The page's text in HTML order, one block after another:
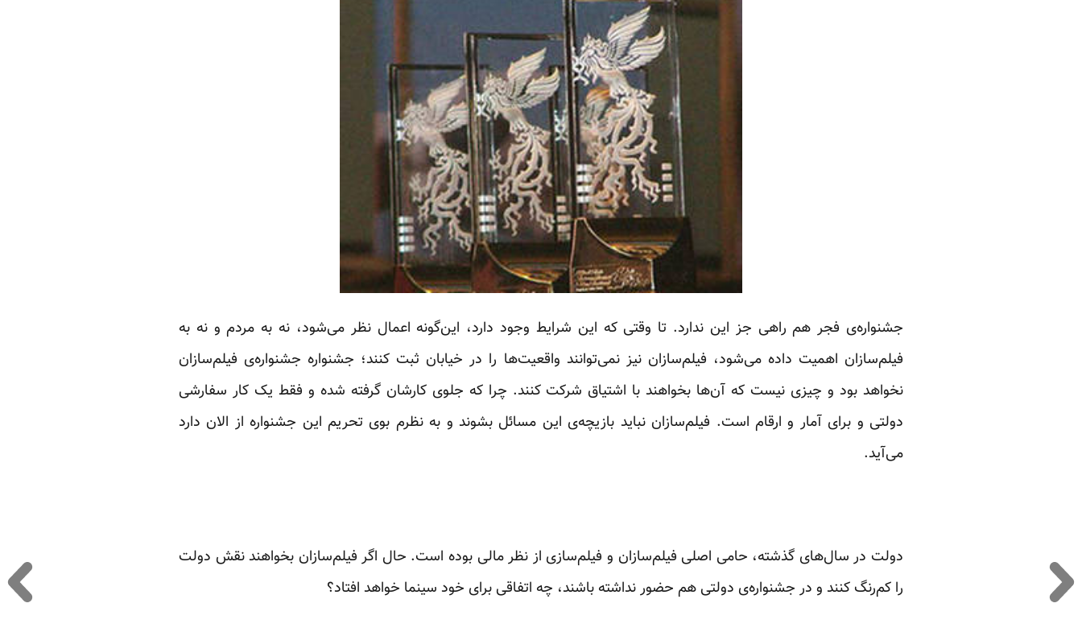
جشنواره‌ی فجر هم راهی جز این ندارد. تا وقتی که این شرایط وجود دارد، این‌گونه اعمال نظر می‌شود، نه به مردم و نه به
فیلم‌سازان اهمیت داده می‌شود، فیلم‌سازان نیز نمی‌توانند واقعیت‌ها را در خیابان ثبت کنند؛ جشنواره جشنواره‌ی فیلم‌سازان
نخواهد بود و چیزی نیست که آن‌ها بخواهند با اشتیاق شرکت کنند. چرا که جلوی کارشان گرفته شده و فقط یک کار سفارشی
دولتی و برای آمار و ارقام است. فیلم‌سازان نباید بازیچه‌ی این مسائل بشوند و به نظرم بوی تحریم این جشنواره از الان دارد
می‌آید.
دولت در سال‌های گذشته، حامی اصلی فیلم‌سازان و فیلم‌سازی از نظر مالی بوده است. حال اگر فیلم‌سازان بخواهند نقش دولت
را کم‌رنگ کنند و در جشنواره‌ی دولتی هم حضور نداشته باشند، چه اتفاقی برای خود سینما خواهد افتاد؟